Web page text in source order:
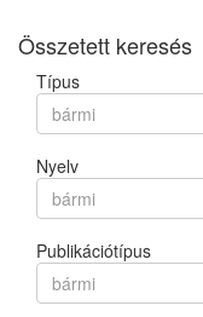
Összetett keresés
Típus
bármi
Nyelv
bármi
Publikációtípus
bármi